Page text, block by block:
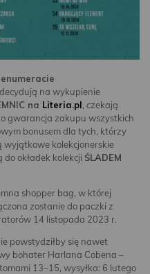
na wykupienie
na Literia.pl, czekają
gwarancja zakupu wszystkich
bonusem dla tych, którzy
wyjątkowe kolekcjonerskie
okładek kolekcji ŚLADEM
shopper bag, w której
zostanie do paczki z
14 listopada 2023 r.
powstydziłby się nawet
bohater Harlana Cobena –
13–15, wysyłka: 6 lutego